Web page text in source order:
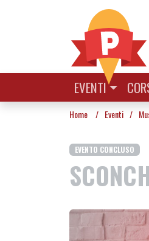
EVENTI
Home / Eventi /
EVENTO CONCLUSO